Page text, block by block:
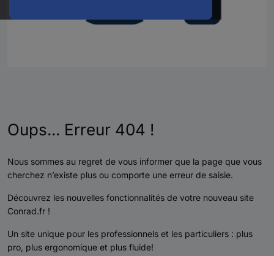
Oups... Erreur 404 !
Nous sommes au regret de vous informer que la page que vous
cherchez n’existe plus ou comporte une erreur de saisie.
Découvrez les nouvelles fonctionnalités de votre nouveau site
Conrad.fr !
Un site unique pour les professionnels et les particuliers : plus
pro, plus ergonomique et plus fluide!